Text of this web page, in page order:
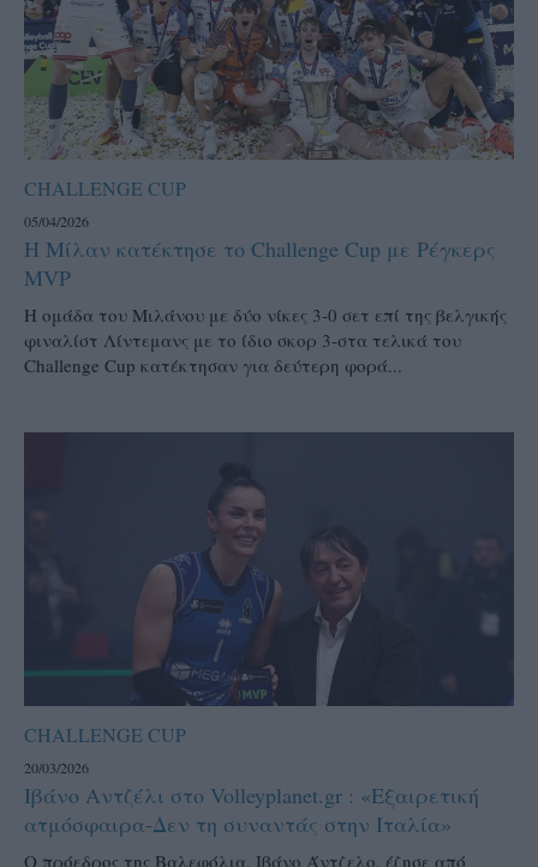
CHALLENGE CUP
05/04/2026
Η Μίλαν κατέκτησε το Challenge Cup με Ρέγκερς
MVP
Η ομάδα του Μιλάνου με δύο νίκες 3-0 σετ επί της βελγικής
φιναλίστ Λίντεμανς με το ίδιο σκορ 3-στα τελικά του
Challenge Cup κατέκτησαν για δεύτερη φορά...
CHALLENGE CUP
20/03/2026
Ιβάνο Αντζέλι στο Volleyplanet.gr : «Εξαιρετική
ατμόσφαιρα-Δεν τη συναντάς στην Ιταλία»
Ο πρόεδρος της Βαλεφόλια, Ιβάνο Άντζελο, έζησε από